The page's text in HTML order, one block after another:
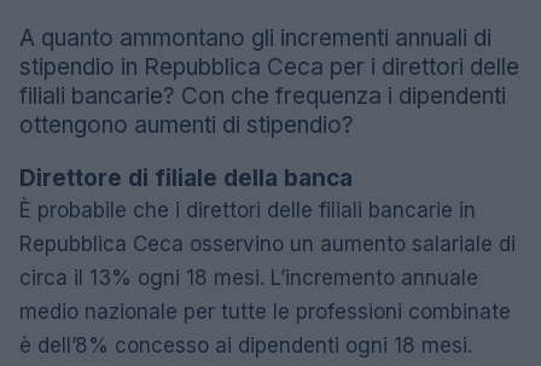
A quanto ammontano gli incrementi annuali di
stipendio in Repubblica Ceca per i direttori delle
filiali bancarie? Con che frequenza i dipendenti
ottengono aumenti di stipendio?
Direttore di filiale della banca
È probabile che i direttori delle filiali bancarie in
Repubblica Ceca osservino un aumento salariale di
circa il 13% ogni 18 mesi. L’incremento annuale
medio nazionale per tutte le professioni combinate
è dell’8% concesso ai dipendenti ogni 18 mesi.